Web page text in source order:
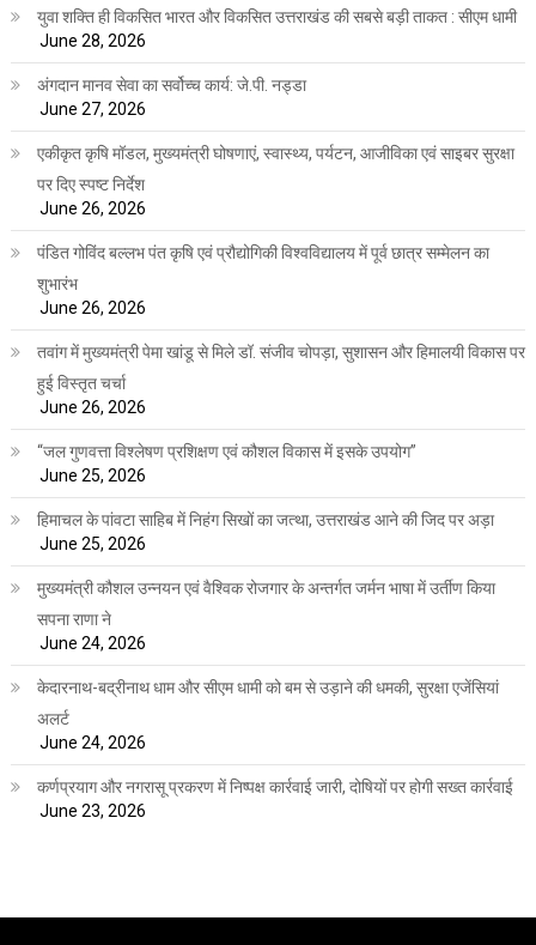
युवा शक्ति ही विकसित भारत और विकसित उत्तराखंड की सबसे बड़ी ताकत : सीएम धामी
June 28, 2026
अंगदान मानव सेवा का सर्वोच्च कार्य: जे.पी. नड्डा
June 27, 2026
एकीकृत कृषि मॉडल, मुख्यमंत्री घोषणाएं, स्वास्थ्य, पर्यटन, आजीविका एवं साइबर सुरक्षा
पर दिए स्पष्ट निर्देश
June 26, 2026
पंडित गोविंद बल्लभ पंत कृषि एवं प्रौद्योगिकी विश्वविद्यालय में पूर्व छात्र सम्मेलन का
शुभारंभ
June 26, 2026
तवांग में मुख्यमंत्री पेमा खांडू से मिले डॉ. संजीव चोपड़ा, सुशासन और हिमालयी विकास पर
हुई विस्तृत चर्चा
June 26, 2026
“जल गुणवत्ता विश्लेषण प्रशिक्षण एवं कौशल विकास में इसके उपयोग”
June 25, 2026
हिमाचल के पांवटा साहिब में निहंग सिखों का जत्था, उत्तराखंड आने की जिद पर अड़ा
June 25, 2026
मुख्यमंत्री कौशल उन्नयन एवं वैश्विक रोजगार के अन्तर्गत जर्मन भाषा में उर्तीण किया
सपना राणा ने
June 24, 2026
केदारनाथ-बद्रीनाथ धाम और सीएम धामी को बम से उड़ाने की धमकी, सुरक्षा एजेंसियां
अलर्ट
June 24, 2026
कर्णप्रयाग और नगरासू प्रकरण में निष्पक्ष कार्रवाई जारी, दोषियों पर होगी सख्त कार्रवाई
June 23, 2026